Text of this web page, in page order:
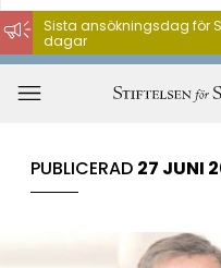
Hoppa
till
innehåll
Sista ansökningsdag för
dagar
PUBLICERAD 27 JUNI